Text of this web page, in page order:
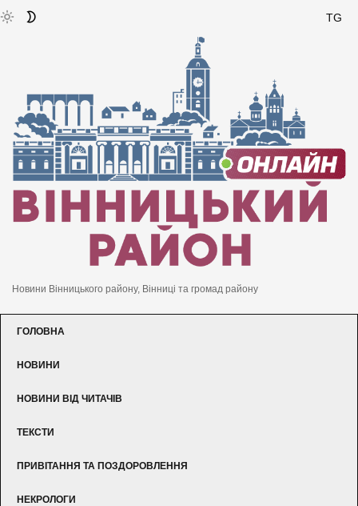
TG
Новини Вінницького району, Вінниці та громад району
ГОЛОВНА
НОВИНИ
НОВИНИ ВІД ЧИТАЧІВ
ТЕКСТИ
ПРИВІТАННЯ ТА ПОЗДОРОВЛЕННЯ
НЕКРОЛОГИ